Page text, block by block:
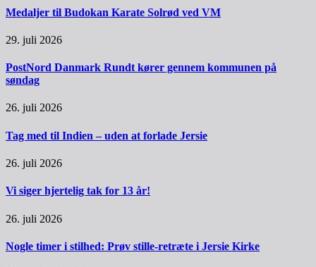
Medaljer til Budokan Karate Solrød ved VM
29. juli 2026
PostNord Danmark Rundt kører gennem kommunen på
søndag
26. juli 2026
Tag med til Indien – uden at forlade Jersie
26. juli 2026
Vi siger hjertelig tak for 13 år!
26. juli 2026
Nogle timer i stilhed: Prøv stille-retræte i Jersie Kirke